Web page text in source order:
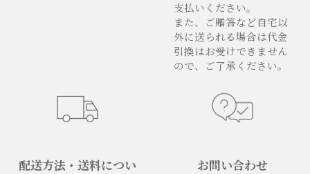
支払いください。
また、ご贈答など自宅以
外に送られる場合は代金
引換はお受けできません
ので、ご了承ください。
配送方法・送料につい
お問い合わせ